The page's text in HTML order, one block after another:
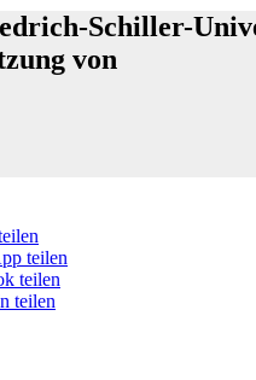
Schiller-
von
teilen
teilen
teilen